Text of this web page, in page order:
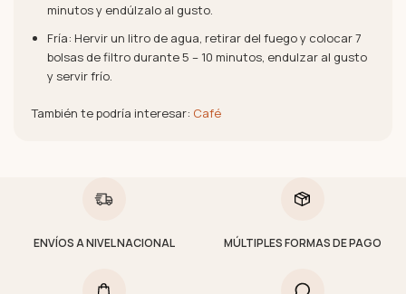
minutos y endúlzalo al gusto.
Fría: Hervir un litro de agua, retirar del fuego y colocar 7
bolsas de filtro durante 5 – 10 minutos, endulzar al gusto
y servir frío.
También te podría interesar: Café
ENVÍOS A NIVEL NACIONAL MÚLTIPLES FORMAS DE PAGO